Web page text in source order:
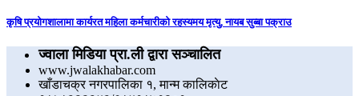
कृषि प्रयोगशालामा कार्यरत महिला कर्मचारीको रहस्यमय मृत्यु, नायब सुब्बा पक्राउ
ज्वाला मिडिया प्रा.ली द्वारा सञ्चालित
www.jwalakhabar.com
खाँडाचक्र नगरपालिका १, मान्म कालिकाेट